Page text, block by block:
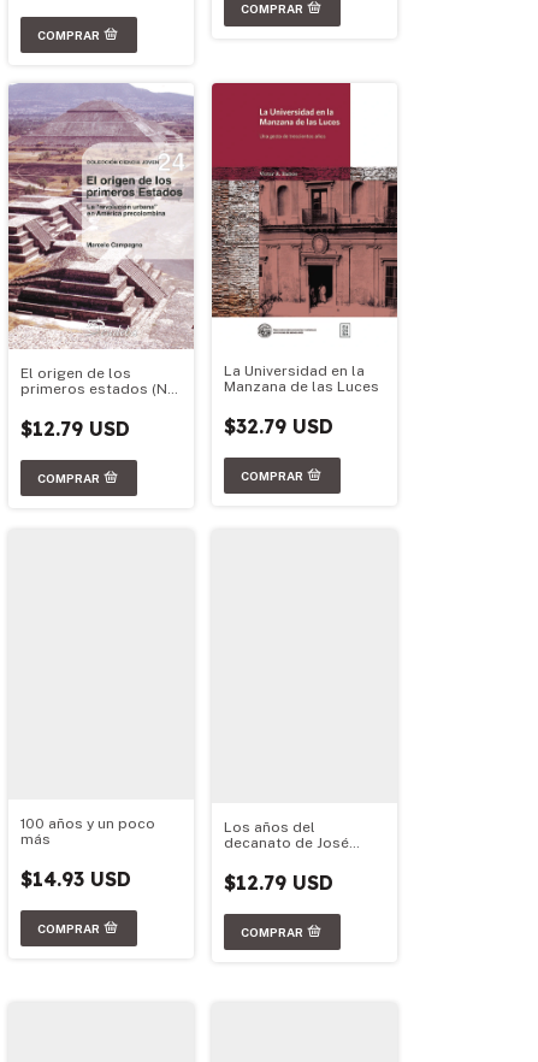
El origen de los
primeros estados (Nº
$12.79 USD
La Universidad en la
Manzana de las Luces
$32.79 USD
100 años y un poco
más
$14.93 USD
Los años del
decanato de José
$12.79 USD